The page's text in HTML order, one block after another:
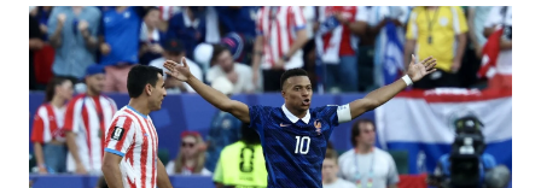
SVJETSKO PRVENSTVO 2026